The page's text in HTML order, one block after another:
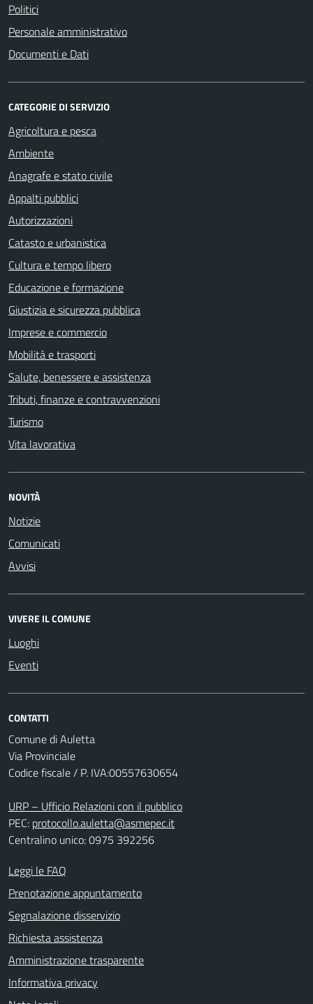
Politici
Personale amministrativo
Documenti e Dati
CATEGORIE DI SERVIZIO
Agricoltura e pesca
Ambiente
Anagrafe e stato civile
Appalti pubblici
Autorizzazioni
Catasto e urbanistica
Cultura e tempo libero
Educazione e formazione
Giustizia e sicurezza pubblica
Imprese e commercio
Mobilità e trasporti
Salute, benessere e assistenza
Tributi, finanze e contravvenzioni
Turismo
Vita lavorativa
NOVITÀ
Notizie
Comunicati
Avvisi
VIVERE IL COMUNE
Luoghi
Eventi
CONTATTI
Comune di Auletta
Via Provinciale
Codice fiscale / P. IVA:00557630654
URP – Ufficio Relazioni con il pubblico
PEC: protocollo.auletta@asmepec.it
Centralino unico: 0975 392256
Leggi le FAQ
Prenotazione appuntamento
Segnalazione disservizio
Richiesta assistenza
Amministrazione trasparente
Informativa privacy